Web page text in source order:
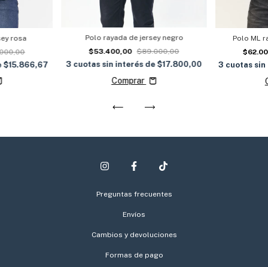
rosa
$15.866,67
Polo rayada de jersey negro
$53.400,00 $89.000,00
3 cuotas sin interés de $17.800,00
Comprar
Polo ML
3 cuotas
Preguntas frecuentes
Envíos
Cambios y devoluciones
Formas de pago